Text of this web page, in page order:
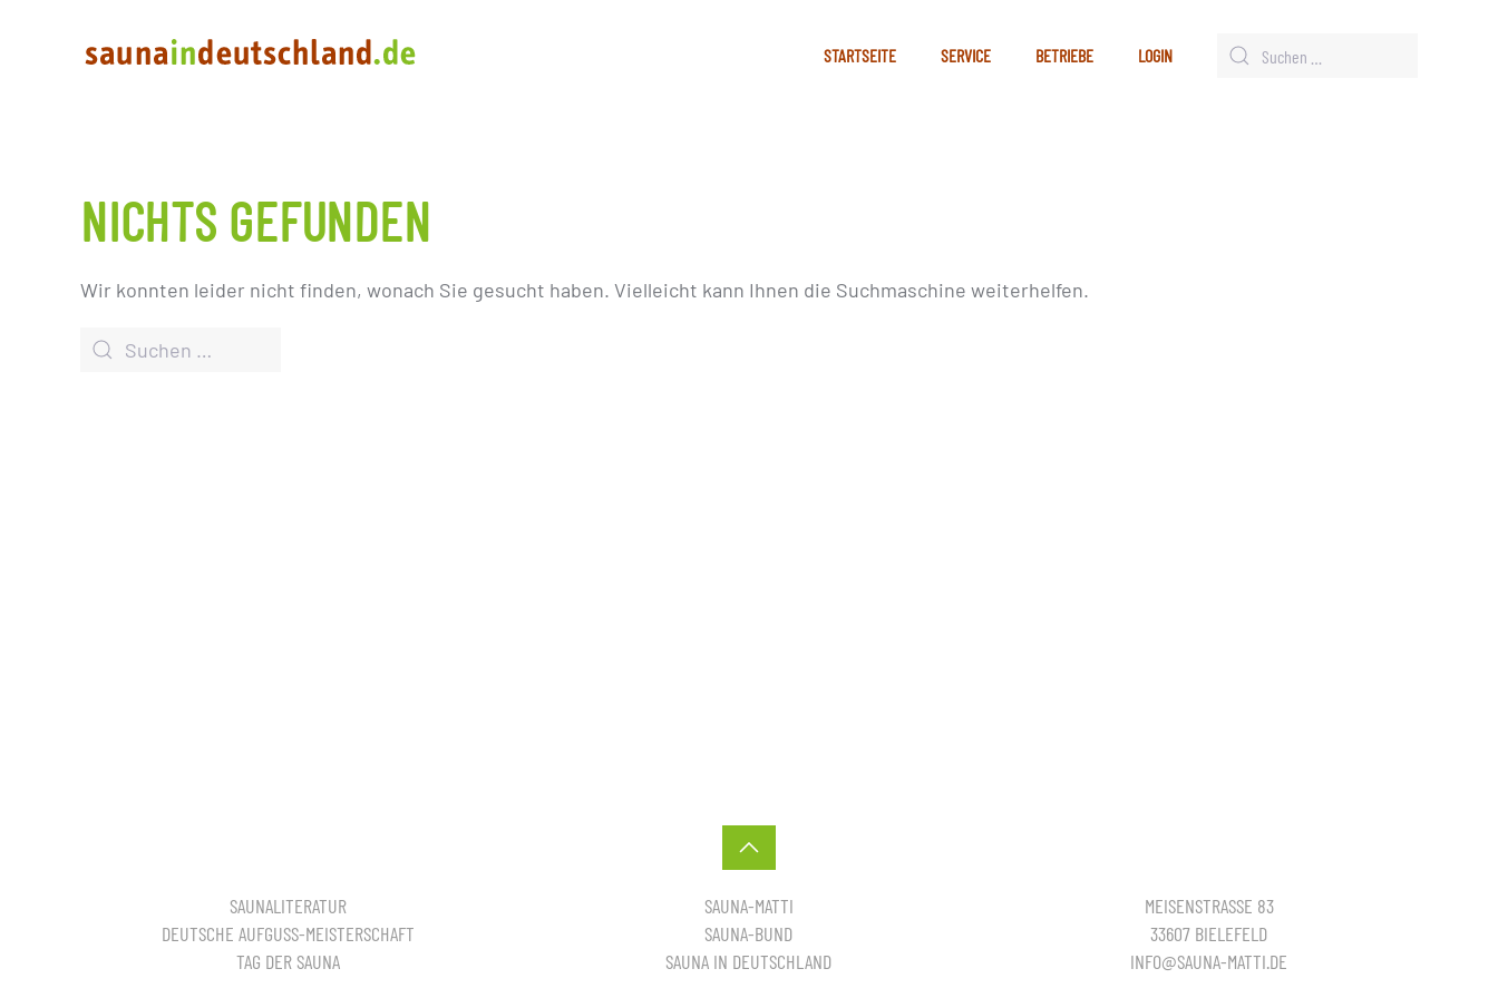
STARTSEITE SERVICE BETRIEBE LOGIN
NICHTS GEFUNDEN
Wir konnten leider nicht finden, wonach Sie gesucht haben. Vielleicht kann Ihnen die Suchmaschine weiterhelfen.
SAUNALITERATUR
DEUTSCHE AUFGUSS-MEISTERSCHAFT
TAG DER SAUNA
SAUNA-MATTI
SAUNA-BUND
SAUNA IN DEUTSCHLAND
MEISENSTRASSE 83
33607 BIELEFELD
INFO@SAUNA-MATTI.DE